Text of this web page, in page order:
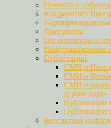
Новости и события
Как работает
Документы
Организаторы и
Информационные
Публикации
СМИ о
СМИ о
СМИ о
дерево года»
Публикации
Публикации
Контактная